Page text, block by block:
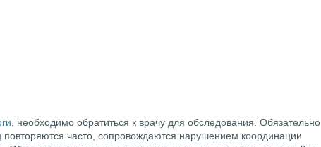
, необходимо обратиться к врачу для обследования. Обязательно
часто, сопровождаются нарушением координации